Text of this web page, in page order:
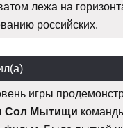
лежа на
российских.
игры
Сол Мытищи